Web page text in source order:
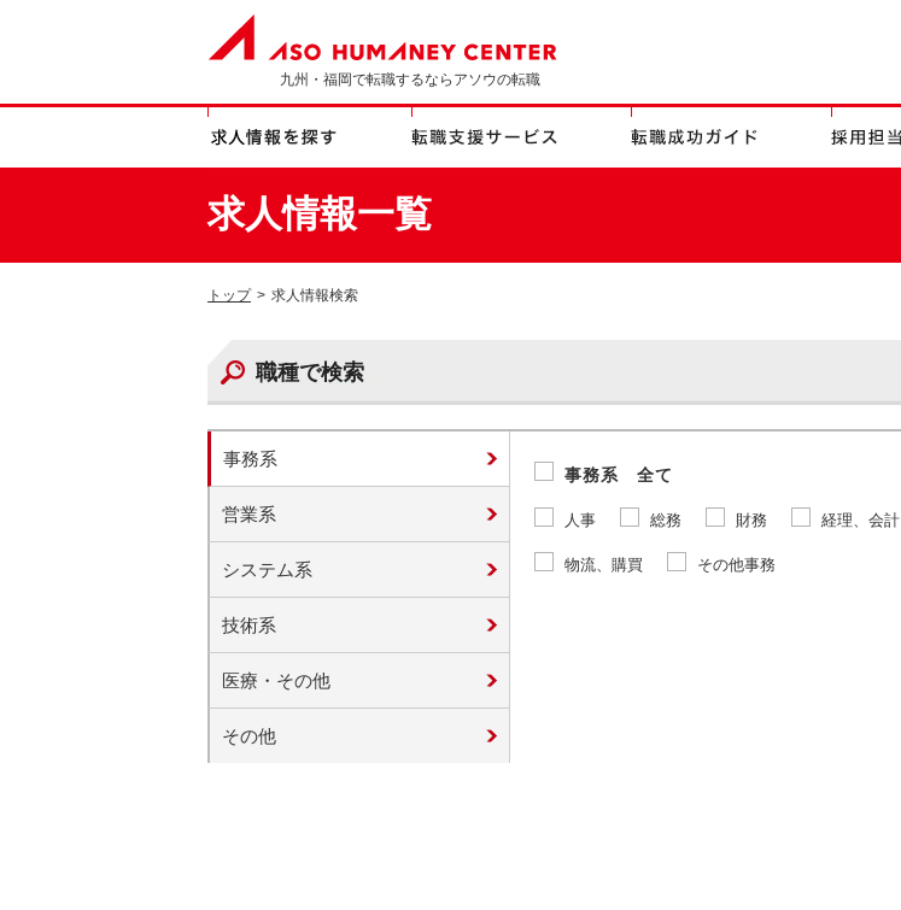
九州・福岡で転職するならアソウの転職
求人情報一覧
トップ > 求人情報検索
職種で検索
事務系
営業系
システム系
技術系
医療・その他
その他
事務系 全て
人事 総務 財務 経理、会計
物流、購買 その他事務